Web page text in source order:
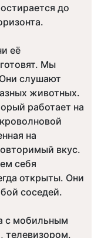
до
её
Мы
слушают
животных.
работает на
на
вкус.
себя
открыты. Они
соседей.
с мобильным
телевизором.